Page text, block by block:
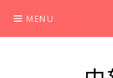
content
MENU